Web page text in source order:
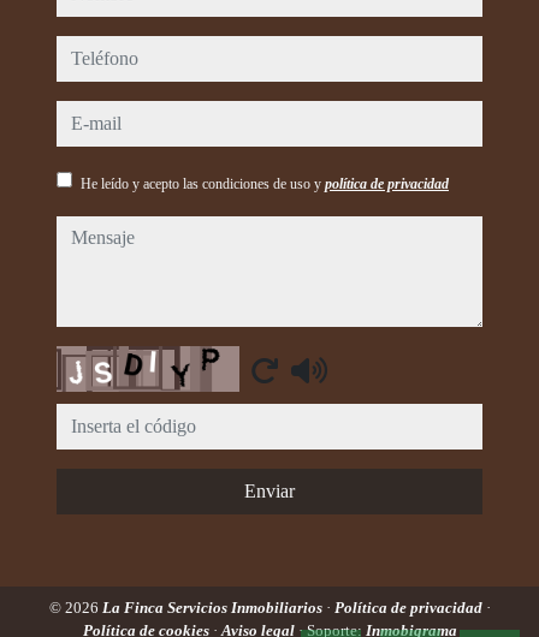
teléfono
e-mail
He leído y acepto las condiciones de uso y política de privacidad
mensaje
Captcha
Enviar
© 2026 La Finca Servicios Inmobiliarios · Política de privacidad ·
Política de cookies ·Aviso legal · Soporte: Inmobigrama